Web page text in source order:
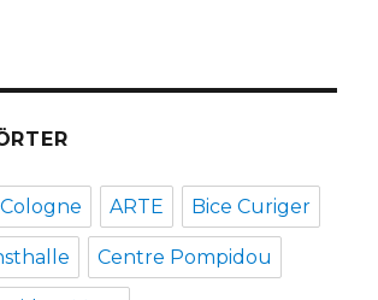
ARTE Bice Curiger
Centre Pompidou